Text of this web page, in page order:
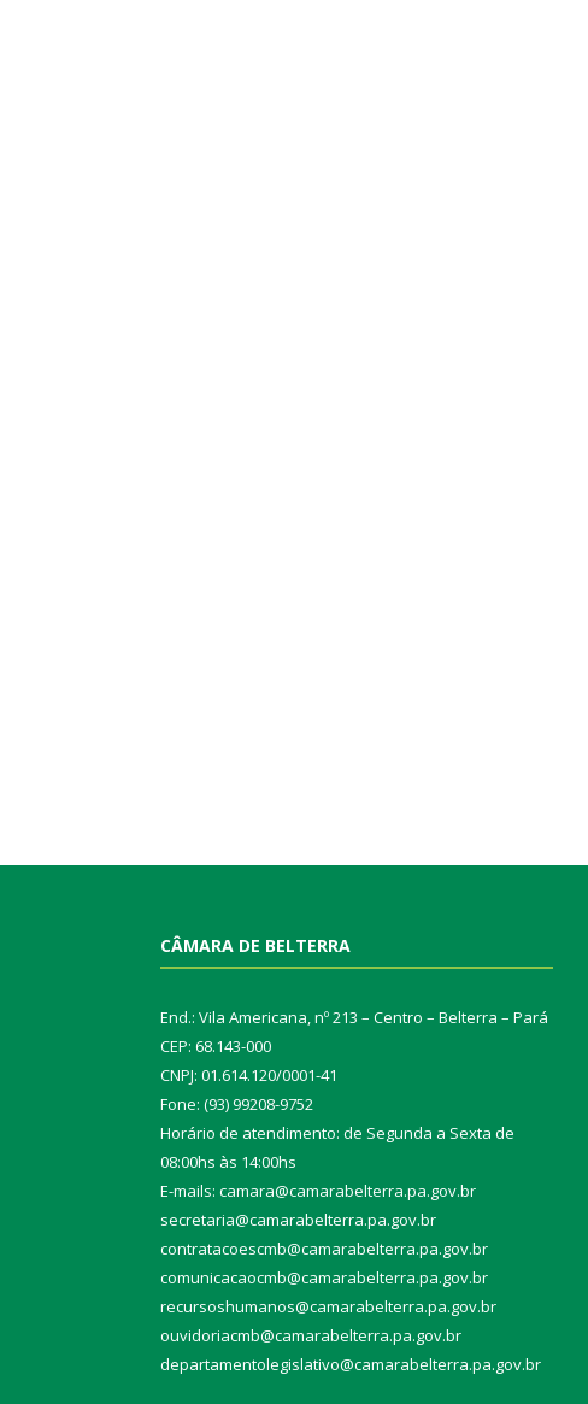
CÂMARA DE BELTERRA
End.: Vila Americana, nº 213 – Centro – Belterra – Pará
CEP: 68.143-000
CNPJ: 01.614.120/0001-41
Fone: (93) 99208-9752
Horário de atendimento: de Segunda a Sexta de
08:00hs às 14:00hs
E-mails: camara@camarabelterra.pa.gov.br
secretaria@camarabelterra.pa.gov.br
contratacoescmb@camarabelterra.pa.gov.br
comunicacaocmb@camarabelterra.pa.gov.br
recursoshumanos@camarabelterra.pa.gov.br
ouvidoriacmb@camarabelterra.pa.gov.br
departamentolegislativo@camarabelterra.pa.gov.br